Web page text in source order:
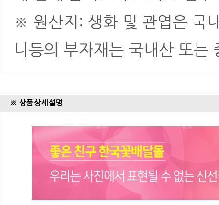
※ 원산지: 생화 및 관엽은 국
니등의 부자재는 국내산 또는
※ 상품상세설명